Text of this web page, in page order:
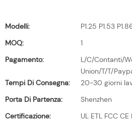
Modelli:
P1.25 P1.53
MOQ:
1
Pagamento:
L/C/Contanti/
Union/T/T/
Tempi Di Consegna:
20-30 giorni
Porta Di Partenza:
Shenzhen
Certificazione:
UL ETL FCC CE